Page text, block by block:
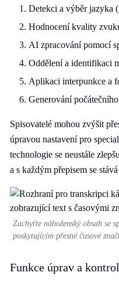
Detekci a výběr jazyka
Hodnocení kvality
AI zpracování pomocí
Oddělení a identifikaci
Aplikaci interpunkce a
Generování
Spisovatelé mohou zvýšit
úpravou nastavení pro
technologie se neustále
a s každým přepisem se
Zachyťte náboženský obsah se
poskytujícím přesné časové
Funkce úprav a